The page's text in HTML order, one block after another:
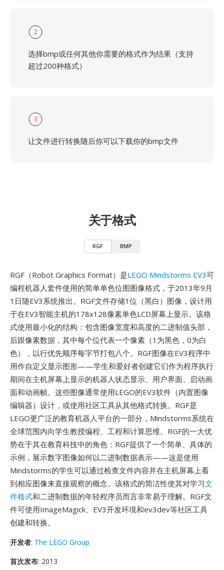
2
选择bmp或任何其他你需要的格式作为结果（支持
超过200种格式）
3
让文件进行转换随后你可以下载你的bmp文件
关于格式
RGF BMP
RGF（Robot Graphics Format）是LEGO Mindstorms EV3可
编程机器人套件使用的简单单色位图图像格式，于2013年9月
1日随EV3系统推出。RGF文件存储1位（黑白）图像，设计用
于在EV3智能主机的178x128像素单色LCD屏幕上显示。该格
式使用最小化的结构：包含图像宽度和高度的二进制值头部，
后跟像素数据，其中每个位代表一个像素（1为黑色，0为白
色），以行优先顺序每字节打包八个。RGF图像在EV3程序中
用作自定义显示图形——学生和爱好者创建它们作为程序执行
期间在主机屏幕上显示的机器人状态显示、用户界面、启动画
面和动画帧。这些图像通常使用LEGO的EV3软件（内置图像
编辑器）设计，或使用社区工具从其他格式转换。RGF是
LEGO更广泛的教育机器人平台的一部分，Mindstorms系统在
全球范围内向学生教授编程、工程和计算思维。RGF的一大优
势在于其在教育科技中的角色：RGF提供了一个简单、具体的
示例，展示数字图像如何以二进制数据表示——这是使用
Mindstorms的学生可以通过检查文件内容并在主机屏幕上看
到相应图像来直接观察的概念。该格式的简洁性使其对学习文
件格式和二进制数据的年轻程序员而言非常易于理解。RGF文
件可使用ImageMagick、EV3开发环境和ev3dev等社区工具
创建和转换。
开发者: The LEGO Group
首次发布: 2013